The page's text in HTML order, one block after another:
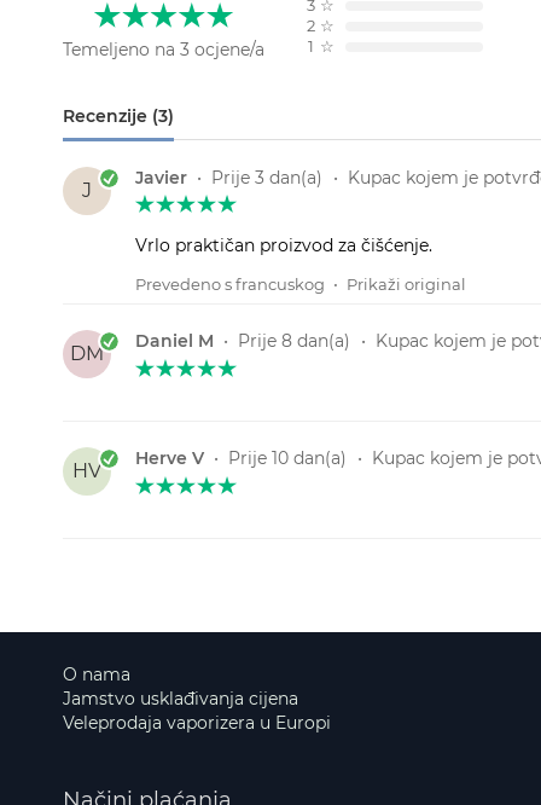
Temeljeno na 3 ocjene/a
3 ☆
2 ☆
1 ☆
Recenzije (3)
J
Javier • Prije 3 dan(a) • Kupac kojem je
Vrlo praktičan proizvod za čišćenje.
Prevedeno s francuskog • Prikaži original
DM
Daniel M • Prije 8 dan(a) • Kupac kojem je
HV
Herve V • Prije 10 dan(a) • Kupac kojem je
O nama
Jamstvo usklađivanja cijena
Veleprodaja vaporizera u Europi